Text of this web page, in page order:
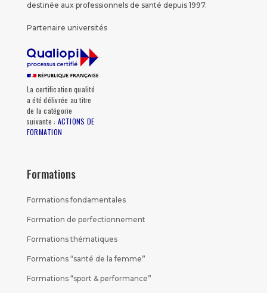
destinée aux professionnels de santé depuis 1997.
Partenaire universités
La certification qualité
a été délivrée au titre
de la catégorie
suivante : ACTIONS DE
FORMATION
Formations
Formations fondamentales
Formation de perfectionnement
Formations thématiques
Formations “santé de la femme”
Formations “sport & performance”